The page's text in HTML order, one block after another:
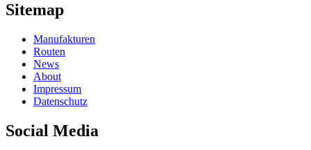
Sitemap
Manufakturen
Routen
News
About
Impressum
Datenschutz
Social Media